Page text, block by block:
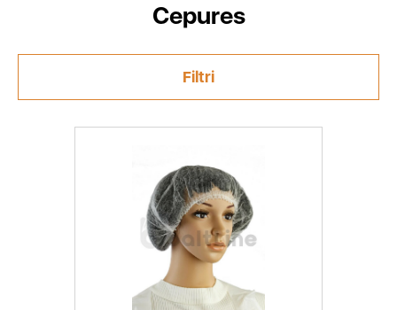
Cepures
Filtri